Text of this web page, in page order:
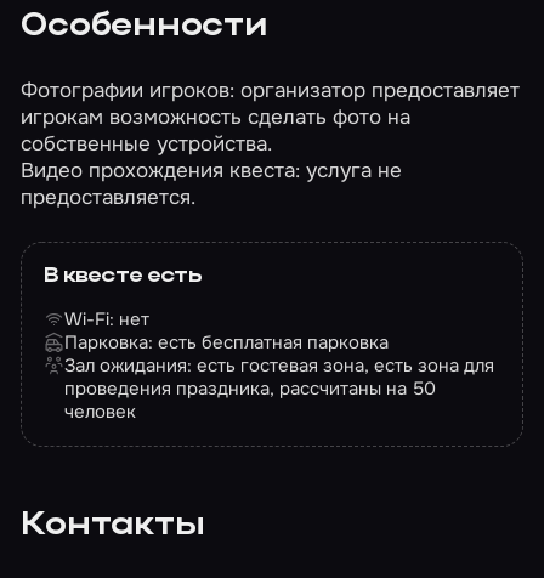
Особенности
Фотографии игроков: организатор предоставляет
игрокам возможность сделать фото на
собственные устройства.
Видео прохождения квеста: услуга не
предоставляется.
В квесте есть
Wi-Fi: нет
Парковка: есть бесплатная парковка
Зал ожидания: есть гостевая зона, есть зона для
проведения праздника, рассчитаны на 50
человек
Контакты